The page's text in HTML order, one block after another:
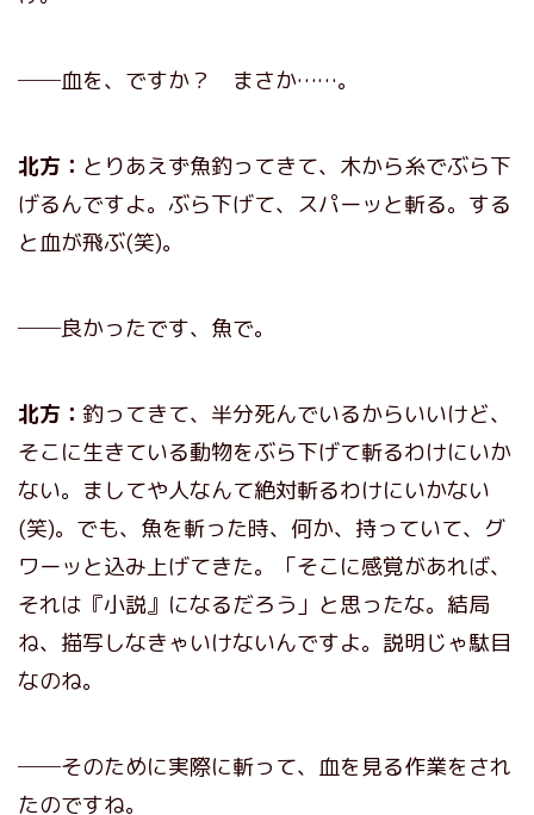
──血を、ですか？ まさか……。
北方： とりあえず魚釣ってきて、木から糸でぶら下
げるんですよ。ぶら下げて、スパーッと斬る。する
と血が飛ぶ(笑)。
──良かったです、魚で。
北方： 釣ってきて、半分死んでいるからいいけど、
そこに生きている動物をぶら下げて斬るわけにいか
ない。ましてや人なんて絶対斬るわけにいかない
(笑)。でも、魚を斬った時、何か、持っていて、グ
ワーッと込み上げてきた。「そこに感覚があれば、
それは『小説』になるだろう」と思ったな。結局
ね、描写しなきゃいけないんですよ。説明じゃ駄目
なのね。
──そのために実際に斬って、血を見る作業をされ
たのですね。